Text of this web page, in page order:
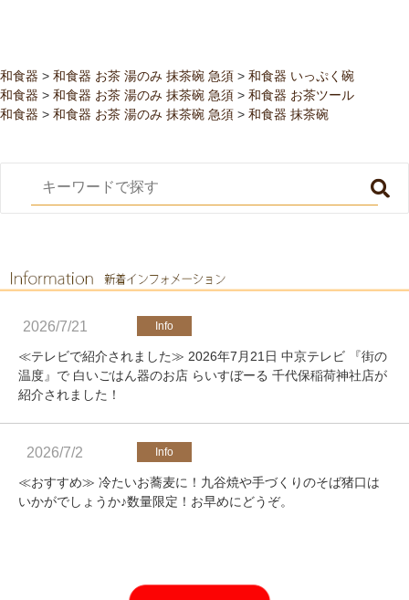
和食器 > 和食器 お茶 湯のみ 抹茶碗 急須 > 和食器 いっぷく碗
和食器 > 和食器 お茶 湯のみ 抹茶碗 急須 > 和食器 お茶ツール
和食器 > 和食器 お茶 湯のみ 抹茶碗 急須 > 和食器 抹茶碗
2026/7/21
≪テレビで紹介されました≫ 2026年7月21日 中京テレビ 『街の
温度』で 白いごはん器のお店 らいすぼーる 千代保稲荷神社店が
紹介されました！
2026/7/2
≪おすすめ≫ 冷たいお蕎麦に！九谷焼や手づくりのそば猪口は
いかがでしょうか♪数量限定！お早めにどうぞ。
≪軽井沢店営業のお知らせ≫ いつもご覧いただきありがとうご